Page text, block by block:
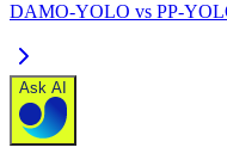
DAMO-YOLO vs PP-
Ask AI